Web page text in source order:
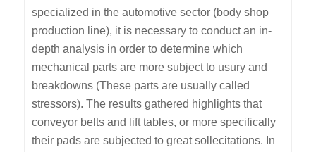
specialized in the automotive sector (body shop
production line), it is necessary to conduct an in-
depth analysis in order to determine which
mechanical parts are more subject to usury and
breakdowns (These parts are usually called
stressors). The results gathered highlights that
conveyor belts and lift tables, or more specifically
their pads are subjected to great sollecitations. In